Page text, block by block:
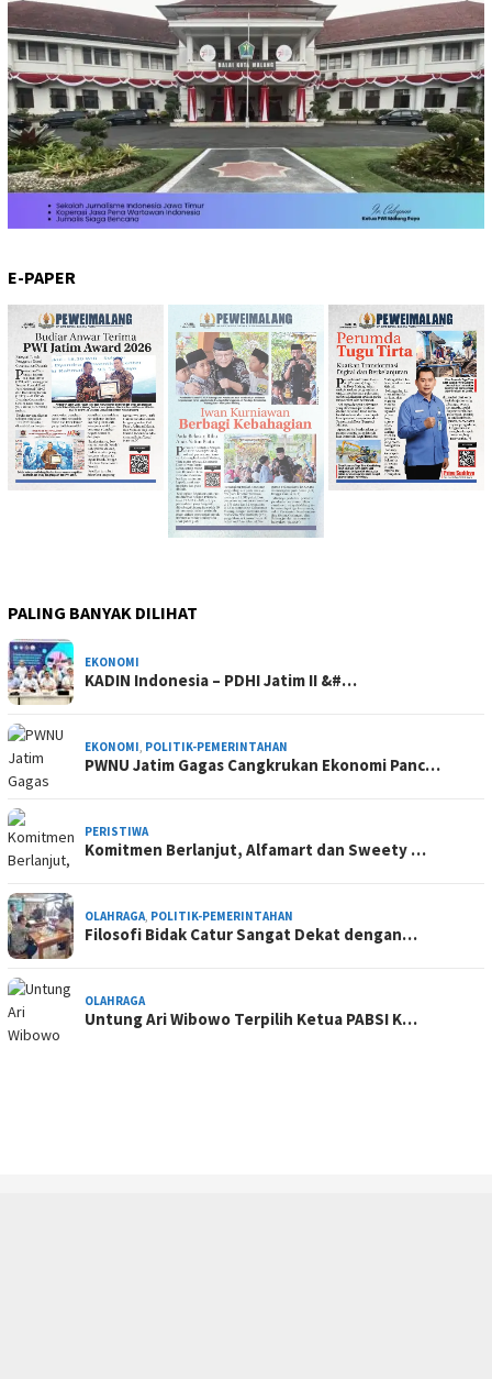
E-PAPER
PALING BANYAK DILIHAT
EKONOMI
KADIN Indonesia – PDHI Jatim II &#…
EKONOMI POLITIK-PEMERINTAHAN
PWNU Jatim Gagas Cangkrukan Ekonomi Panc…
PERISTIWA
Komitmen Berlanjut, Alfamart dan Sweety …
OLAHRAGA POLITIK-PEMERINTAHAN
Filosofi Bidak Catur Sangat Dekat dengan…
OLAHRAGA
Untung Ari Wibowo Terpilih Ketua PABSI K…